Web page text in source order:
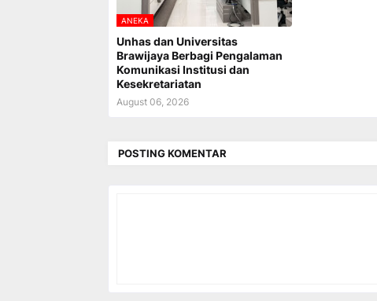
ANEKA
Unhas dan Universitas
Brawijaya Berbagi Pengalaman
Komunikasi Institusi dan
Kesekretariatan
August 06, 2026
POSTING KOMENTAR